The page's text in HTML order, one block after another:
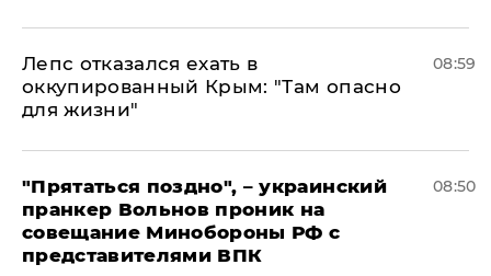
Лепс отказался ехать в
оккупированный Крым: "Там опасно
для жизни"
08:59
"Прятаться поздно", – украинский
пранкер Вольнов проник на
совещание Минобороны РФ с
представителями ВПК
08:50